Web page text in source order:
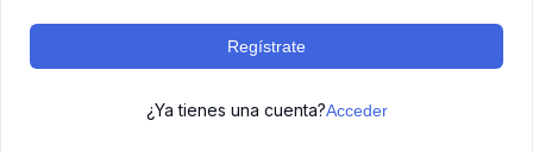
Regístrate
¿Ya tienes una cuenta?Acceder